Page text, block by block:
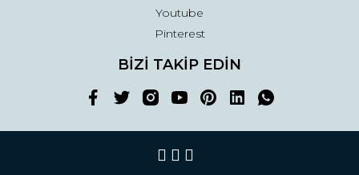
Youtube
Pinterest
BİZİ TAKİP EDİN